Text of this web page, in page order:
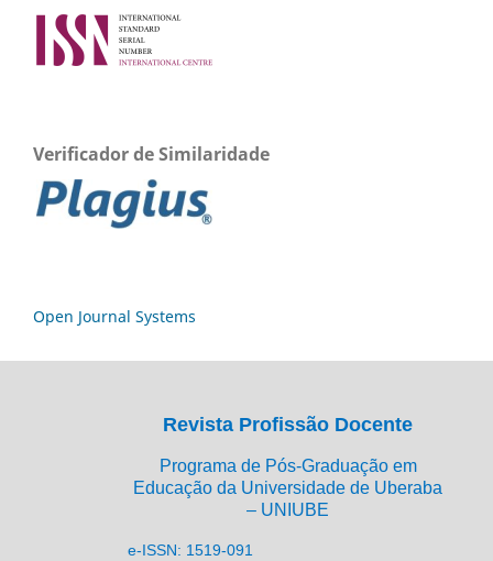
Verificador de Similaridade
Open Journal Systems
Revista Profissão Docente
Programa de Pós-Graduação em
Educação da Universidade de Uberaba
– UNIUBE
e-ISSN: 1519-091